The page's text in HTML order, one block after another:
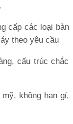
cấp các loại bàn
theo yêu cầu
cấu trúc chắc
không han gỉ,